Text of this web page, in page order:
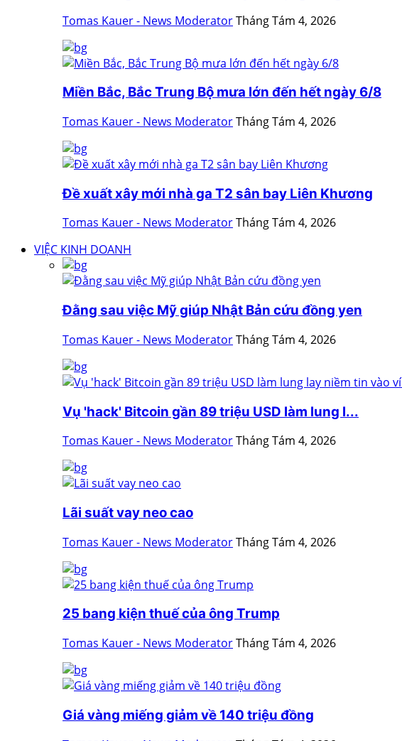
Tomas Kauer - News ModeratorTháng Tám 4, 2026
Miền Bắc, Bắc Trung Bộ mưa lớn đến hết ngày 6/8
Tomas Kauer - News ModeratorTháng Tám 4, 2026
Đề xuất xây mới nhà ga T2 sân bay Liên Khương
Tomas Kauer - News ModeratorTháng Tám 4, 2026
VIỆC KINH DOANH
Đằng sau việc Mỹ giúp Nhật Bản cứu đồng yen
Tomas Kauer - News ModeratorTháng Tám 4, 2026
Vụ 'hack' Bitcoin gần 89 triệu USD làm lung l...
Tomas Kauer - News ModeratorTháng Tám 4, 2026
Lãi suất vay neo cao
Tomas Kauer - News ModeratorTháng Tám 4, 2026
25 bang kiện thuế của ông Trump
Tomas Kauer - News ModeratorTháng Tám 4, 2026
Giá vàng miếng giảm về 140 triệu đồng